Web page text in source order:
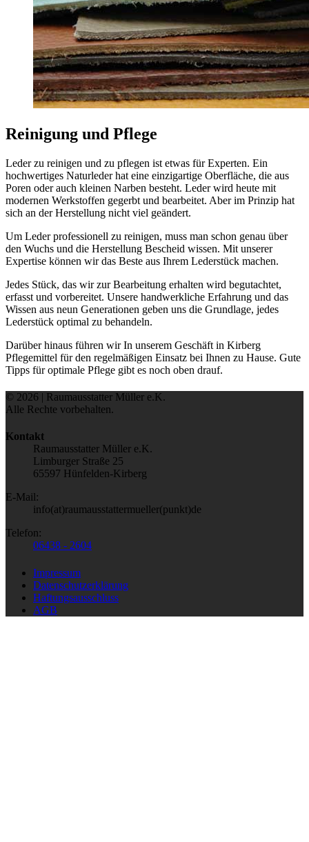
Reinigung und Pflege
Leder zu reinigen und zu pflegen ist etwas für Experten. Ein
hochwertiges Naturleder hat eine einzigartige Oberfläche, die aus
Poren oder auch kleinen Narben besteht. Leder wird heute mit
modernen Werkstoffen gegerbt und bearbeitet. Aber im Prinzip hat
sich an der Herstellung nicht viel geändert.
Um Leder professionell zu reinigen, muss man schon genau über
den Wuchs und die Herstellung Bescheid wissen. Mit unserer
Expertise können wir das Beste aus Ihrem Lederstück machen.
Jedes Stück, das wir zur Bearbeitung erhalten wird begutachtet,
erfasst und vorbereitet. Unsere handwerkliche Erfahrung und das
Wissen aus neun Generationen geben uns die Grundlage, jedes
Lederstück optimal zu behandeln.
Darüber hinaus führen wir In unserem Geschäft in Kirberg
Pflegemittel für den regelmäßigen Einsatz bei Ihnen zu Hause. Gute
Tipps für optimale Pflege gibt es noch oben drauf.
© 2026 | Raumausstatter Müller e.K.
Alle Rechte vorbehalten.
Kontakt
Raumausstatter Müller e.K.
Limburger Straße 25
65597 Hünfelden-Kirberg
E-Mail:
info(at)raumausstattermueller(punkt)de
Telefon:
06438 - 2604
Impressum
Datenschutzerklärung
Haftungsausschluss
AGB